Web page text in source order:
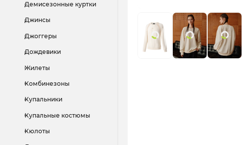
Демисезонные куртки
Джинсы
Джоггеры
Дождевики
Жилеты
Комбинезоны
Купальники
Купальные костюмы
Кюлоты